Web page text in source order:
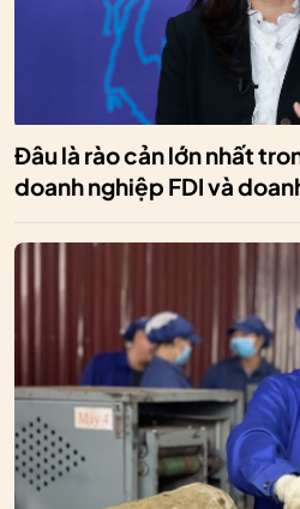
Đâu là rào cản lớn nhất
doanh nghiệp FDI và